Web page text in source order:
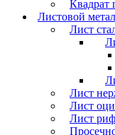
Квадрат
Листовой
Лист
Лист
Лист
Лист